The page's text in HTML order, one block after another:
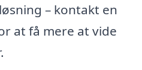
– kontakt en
at få mere at vide